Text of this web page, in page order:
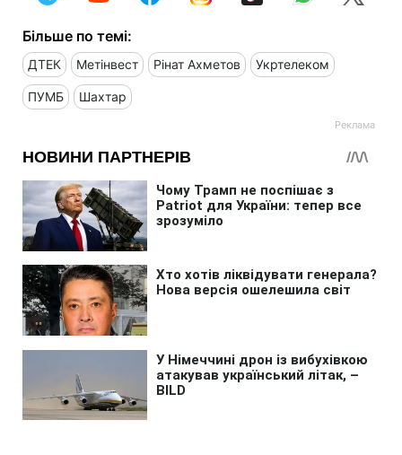
Більше по темі:
ДТЕК Метінвест Рінат Ахметов Укртелеком
ПУМБ Шахтар